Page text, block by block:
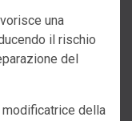
una
il rischio
del
modificatrice della